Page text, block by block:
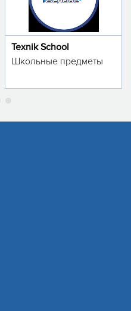
Texnik School
Школьные предметы